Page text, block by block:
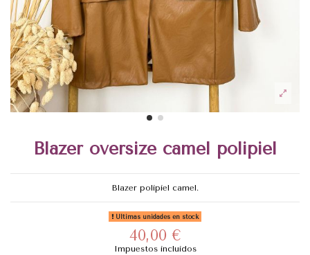
Blazer oversize camel polipiel
Blazer polipiel camel.
Últimas unidades en stock
40,00 €
Impuestos incluidos